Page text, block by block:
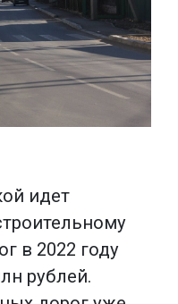
идет
в 2022 году
рублей.